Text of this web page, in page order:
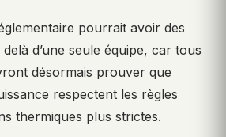
pourrait avoir des
d’une seule équipe, car tous
désormais prouver que
respectent les règles
thermiques plus strictes.